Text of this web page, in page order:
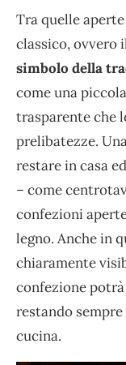
Tra quelle
classico, ovvero
simbolo della
come una
trasparente che
prelibatezze.
restare in casa
– come
confezioni
legno. Anche in
chiaramente
confezione
restando
cucina.